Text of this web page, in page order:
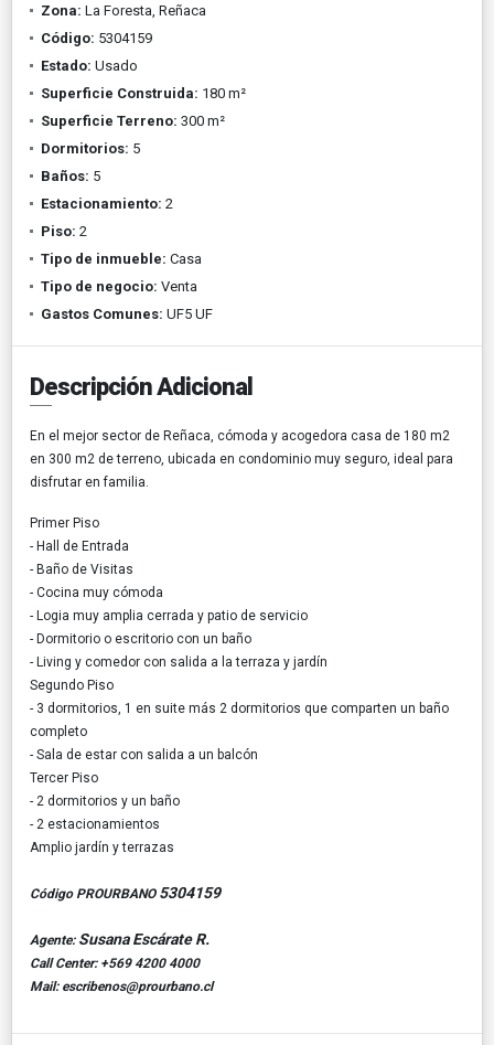
Zona: La Foresta, Reñaca
Código: 5304159
Estado: Usado
Superficie Construida: 180 m²
Superficie Terreno: 300 m²
Dormitorios: 5
Baños: 5
Estacionamiento: 2
Piso: 2
Tipo de inmueble: Casa
Tipo de negocio: Venta
Gastos Comunes: UF5 UF
Descripción Adicional
En el mejor sector de Reñaca, cómoda y acogedora casa de 180 m2
en 300 m2 de terreno, ubicada en condominio muy seguro, ideal para
disfrutar en familia.
Primer Piso
- Hall de Entrada
- Baño de Visitas
- Cocina muy cómoda
- Logia muy amplia cerrada y patio de servicio
- Dormitorio o escritorio con un baño
- Living y comedor con salida a la terraza y jardín
Segundo Piso
- 3 dormitorios, 1 en suite más 2 dormitorios que comparten un baño
completo
- Sala de estar con salida a un balcón
Tercer Piso
- 2 dormitorios y un baño
- 2 estacionamientos
Amplio jardín y terrazas
Código PROURBANO 5304159
Agente: Susana Escárate R.
Call Center: +569 4200 4000
Mail: escribenos@prourbano.cl